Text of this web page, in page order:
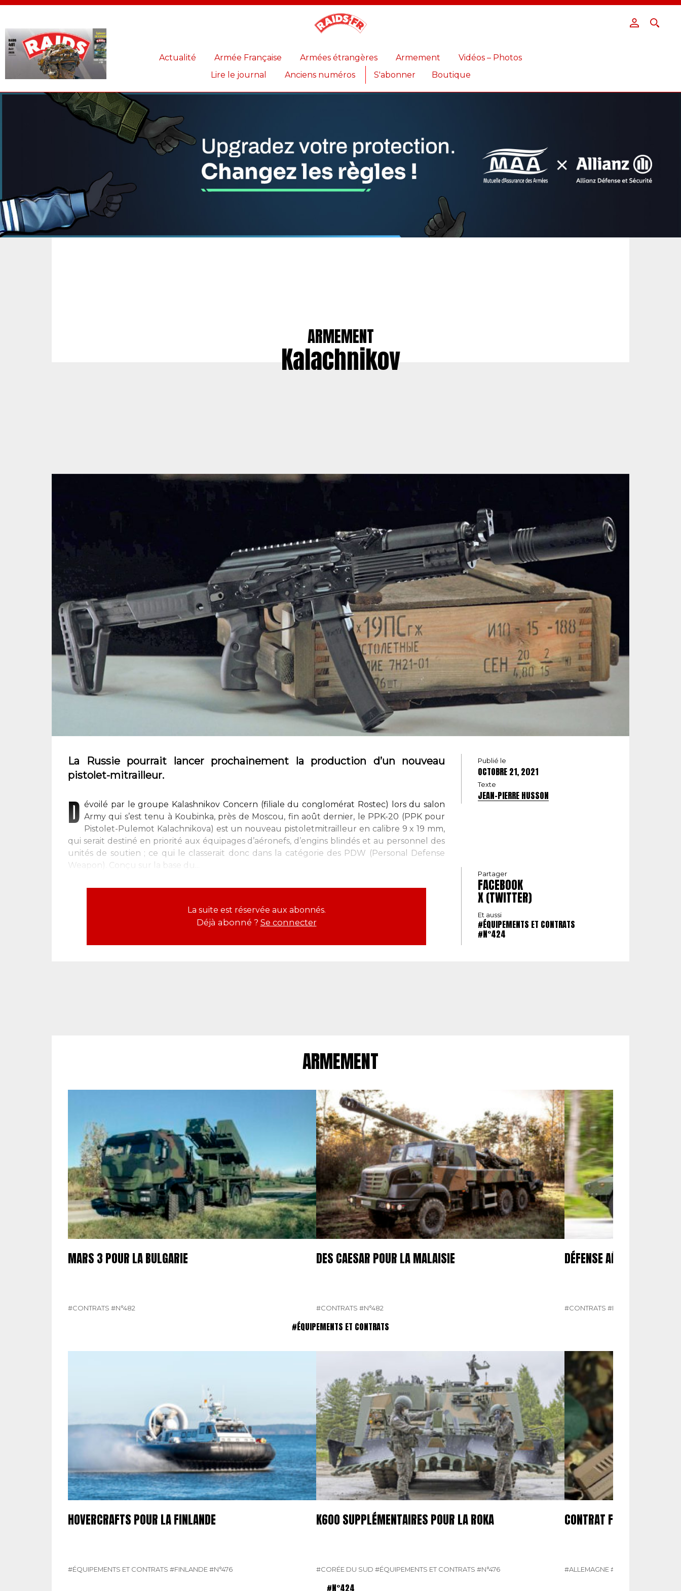
Actualité Armée Française Armées étrangères Armement
Vidéos – Photos
Lire le journal
Anciens numéros S'abonner Boutique
ARMEMENT
Kalachnikov
La Russie pourrait lancer prochainement la production d’un nouveau
pistolet-mitrailleur.
D évoilé par le groupe Kalashnikov Concern (filiale du conglomérat Rostec) lors du salon
Army qui s’est tenu à Koubinka, près de Moscou, fin août dernier, le PPK-20 (PPK pour
Pistolet-Pulemot Kalachnikova) est un nouveau pistoletmitrailleur en calibre 9 x 19 mm,
qui serait destiné en priorité aux équipages d’aéronefs, d’engins blindés et au personnel des
unités de soutien ; ce qui le classerait donc dans la catégorie des PDW (Personal Defense
Weapon). Conçu sur la base du...
La suite est réservée aux abonnés.
Déjà abonné ? Se connecter
Publié le
OCTOBRE 21, 2021
Texte
JEAN-PIERRE HUSSON
Partager
FACEBOOK
X (TWITTER)
Et aussi
#ÉQUIPEMENTS ET CONTRATS
#N°424
ARMEMENT
MARS 3 POUR LA BULGARIE
#CONTRATS #N°482
DES CAESAR POUR LA MALAISIE
#CONTRATS #N°482
DÉFENSE AÉRIENNE BELGE
#CONTRATS #N°482
#ÉQUIPEMENTS ET CONTRATS
HOVERCRAFTS POUR LA FINLANDE
#ÉQUIPEMENTS ET CONTRATS #FINLANDE#N°476
K600 SUPPLÉMENTAIRES POUR LA ROKA
#CORÉE DU SUD #ÉQUIPEMENTS ET CONTRATS #N°476
CONTRAT FERME POUR
#ALLEMAGNE#ÉQUIPEMENTS ET
#N°424
Panneau de gestion des cookies